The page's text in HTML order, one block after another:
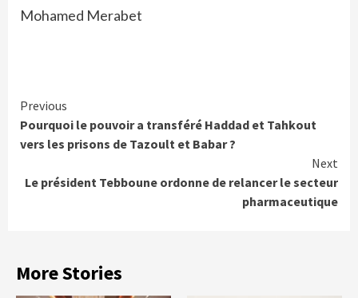
Mohamed Merabet
Continue
Reading
Previous
Pourquoi le pouvoir a transféré Haddad et Tahkout
vers les prisons de Tazoult et Babar ?
Next
Le président Tebboune ordonne de relancer le secteur
pharmaceutique
More Stories